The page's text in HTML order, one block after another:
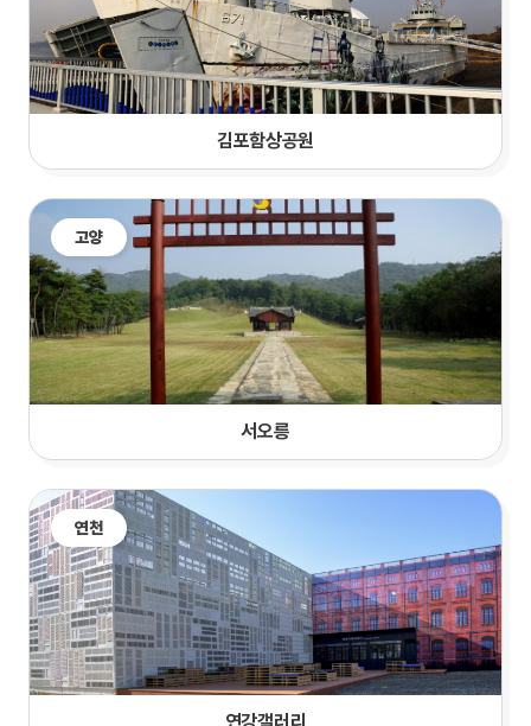
김포함상공원
고양
서오릉
연천